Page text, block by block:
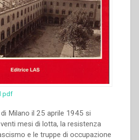
pdf
Milano il 25 aprile 1945 si
mesi di lotta, la resistenza
e le truppe di occupazione